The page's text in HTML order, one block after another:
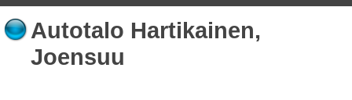
Autotalo Hartikainen,
Joensuu